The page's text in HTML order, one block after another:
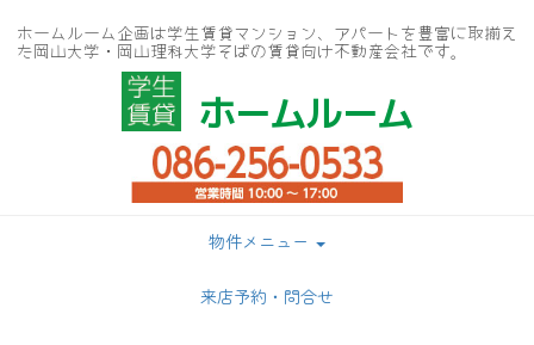
ホームルーム企画は学生賃貸マンション、アパートを豊富に取揃え
た岡山大学・岡山理科大学そばの賃貸向け不動産会社です。
ホームルーム
物件メニュー
来店予約・問合せ